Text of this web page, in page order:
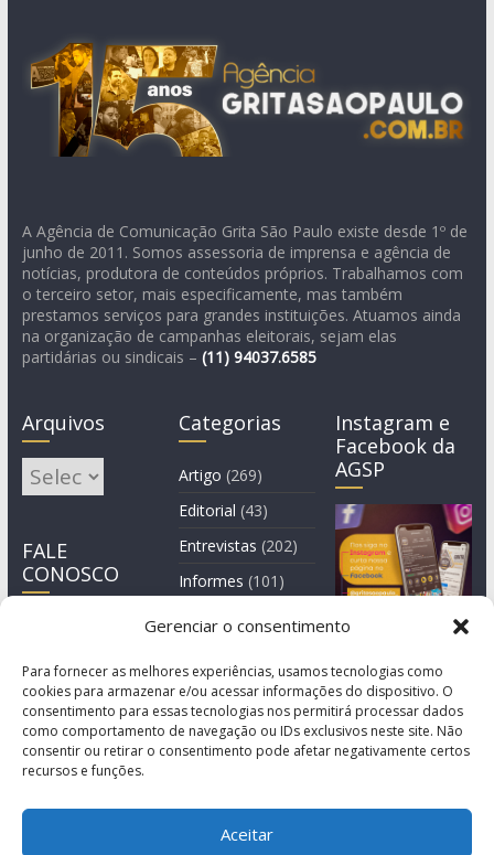
Gerenciar o consentimento
Para fornecer as melhores experiências, usamos tecnologias como
cookies para armazenar e/ou acessar informações do dispositivo. O
consentimento para essas tecnologias nos permitirá processar dados
como comportamento de navegação ou IDs exclusivos neste site. Não
consentir ou retirar o consentimento pode afetar negativamente certos
recursos e funções.
Aceitar
A Agência de Comunicação Grita São Paulo existe desde 1º de
junho de 2011. Somos assessoria de imprensa e agência de
notícias, produtora de conteúdos próprios. Trabalhamos com
o terceiro setor, mais especificamente, mas também
prestamos serviços para grandes instituições. Atuamos ainda
na organização de campanhas eleitorais, sejam elas
partidárias ou sindicais – (11) 94037.6585
Arquivos
Arquivos
FALE
CONOSCO
Categorias
Artigo (269)
Editorial (43)
Entrevistas (202)
Informes (101)
Manchete
Instagram e
Facebook da
AGSP